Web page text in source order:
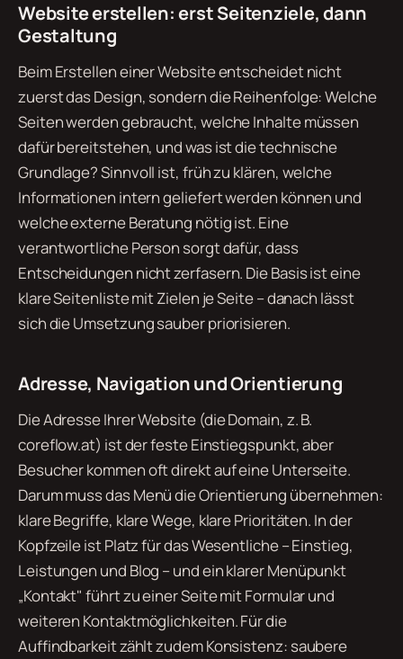
Website erstellen: erst Seitenziele, dann
Gestaltung
Beim Erstellen einer Website entscheidet nicht
zuerst das Design, sondern die Reihenfolge: Welche
Seiten werden gebraucht, welche Inhalte müssen
dafür bereitstehen, und was ist die technische
Grundlage? Sinnvoll ist, früh zu klären, welche
Informationen intern geliefert werden können und
welche externe Beratung nötig ist. Eine
verantwortliche Person sorgt dafür, dass
Entscheidungen nicht zerfasern. Die Basis ist eine
klare Seitenliste mit Zielen je Seite – danach lässt
sich die Umsetzung sauber priorisieren.
Adresse, Navigation und Orientierung
Die Adresse Ihrer Website (die Domain, z. B.
coreflow.at) ist der feste Einstiegspunkt, aber
Besucher kommen oft direkt auf eine Unterseite.
Darum muss das Menü die Orientierung übernehmen:
klare Begriffe, klare Wege, klare Prioritäten. In der
Kopfzeile ist Platz für das Wesentliche – Einstieg,
Leistungen und Blog – und ein klarer Menüpunkt
„Kontakt" führt zu einer Seite mit Formular und
weiteren Kontaktmöglichkeiten. Für die
Auffindbarkeit zählt zudem Konsistenz: saubere